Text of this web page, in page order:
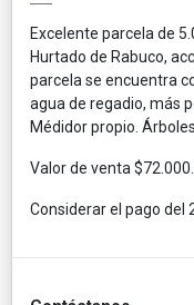
Excelente parcela de
Hurtado de Rabuco,
parcela se encuentra
agua de regadio, más
Médidor propio.
Valor de venta
Considerar el pago del